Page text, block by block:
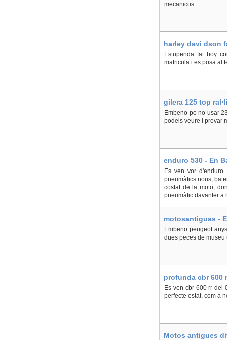
mecanicos
harley davi dson
Estupenda fat boy
matricula i es posa al
gilera 125 top
Embeno po no usar
podeis veure i provar
enduro 530 - En
Es ven vor
pneumàtics nous,
costat de la moto,
pneumàtic davanter a
motosantiguas -
Embeno peugeot
dues peces de
profunda cbr 600
Es ven cbr 600 rr del
perfecte estat, com a
Motos antigues